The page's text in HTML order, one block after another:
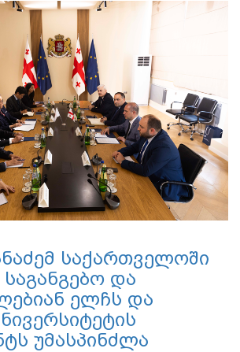
საქართველოში
საგანგებო და
ელჩს და
უმასპინძლა